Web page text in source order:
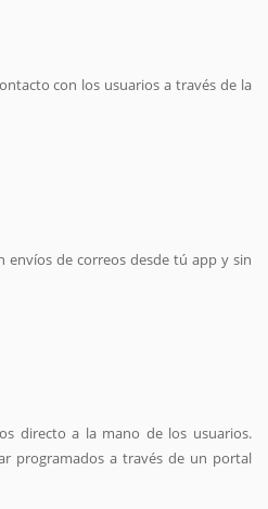
con los usuarios a través de la
envíos de correos desde tú app y sin
directo a la mano de los usuarios.
programados a través de un portal